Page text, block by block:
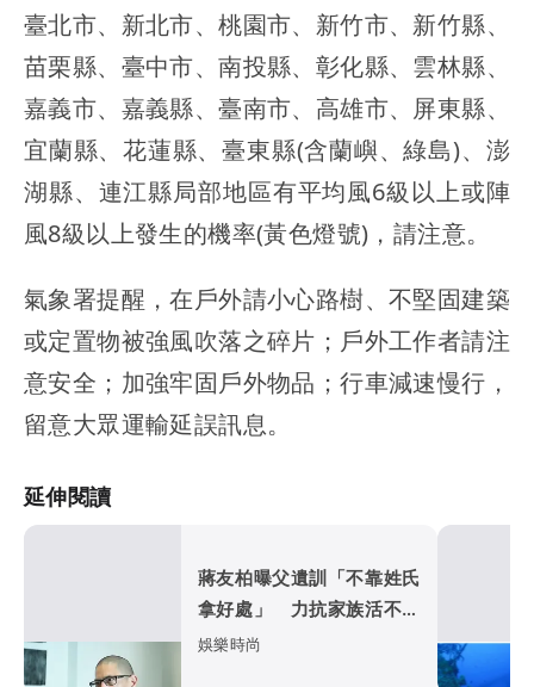
臺北市、新北市、桃園市、新竹市、新竹縣、
苗栗縣、臺中市、南投縣、彰化縣、雲林縣、
嘉義市、嘉義縣、臺南市、高雄市、屏東縣、
宜蘭縣、花蓮縣、臺東縣(含蘭嶼、綠島)、澎
湖縣、連江縣局部地區有平均風6級以上或陣
風8級以上發生的機率(黃色燈號)，請注意。
氣象署提醒，在戶外請小心路樹、不堅固建築
或定置物被強風吹落之碎片；戶外工作者請注
意安全；加強牢固戶外物品；行車減速慢行，
留意大眾運輸延誤訊息。
延伸閱讀
蔣友柏曝父遺訓「不靠姓氏
拿好處」 力抗家族活不過
50歲魔咒
娛樂時尚